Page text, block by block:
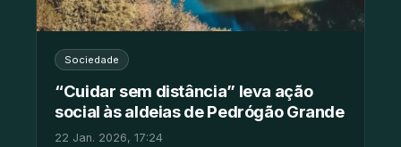
Sociedade
“Cuidar sem distância” leva ação
social às aldeias de Pedrógão Grande
22 Jan. 2026, 17:24